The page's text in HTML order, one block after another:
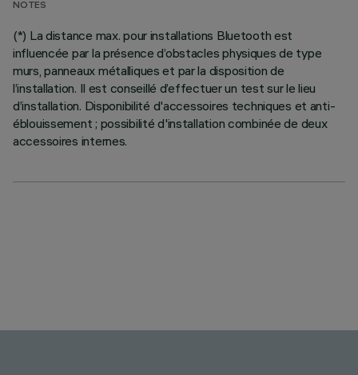
NOTES
(*) La distance max. pour installations Bluetooth est
influencée par la présence d’obstacles physiques de type
murs, panneaux métalliques et par la disposition de
l’installation. Il est conseillé d’effectuer un test sur le lieu
d’installation. Disponibilité d'accessoires techniques et anti-
éblouissement ; possibilité d'installation combinée de deux
accessoires internes.